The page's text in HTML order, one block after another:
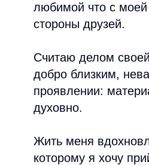
любимой что с моей
стороны друзей.
Считаю делом
добро близким,
проявлении:
духовно.
Жить меня
которому я хочу